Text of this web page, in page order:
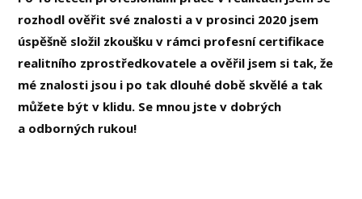
rozhodl ověřit své znalosti a v prosinci 2020 jsem
úspěšně složil zkoušku v rámci profesní certifikace
realitního zprostředkovatele a ověřil jsem si tak, že
mé znalosti jsou i po tak dlouhé době skvělé a tak
můžete být v klidu. Se mnou jste v dobrých
a odborných rukou!